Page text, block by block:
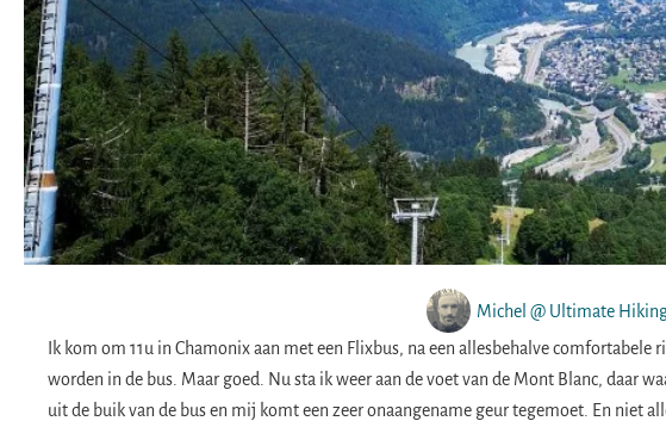
Michel @ Ultimate
Ik kom om 11u in Chamonix aan met een Flixbus, na een allesbehalve
worden in de bus. Maar goed. Nu sta ik weer aan de voet van de Mont Blanc, daar
uit de buik van de bus en mij komt een zeer onaangename geur tegemoet. En niet